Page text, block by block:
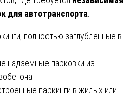
для автотранспорта:
полностью заглубленные в
надземные парковки из
паркинги в жилых или